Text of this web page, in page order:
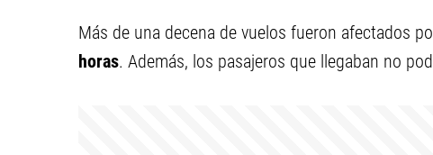
Más de una decena de vuelos fueron afectados
horas. Además, los pasajeros que llegaban no